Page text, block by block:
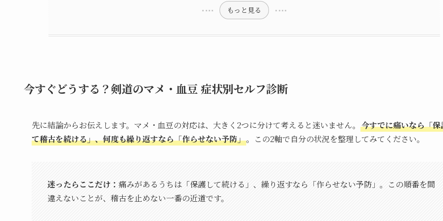
もっと見る
今すぐどうする？剣道のマメ・血豆 症状別セルフ診断
先に結論からお伝えします。マメ・血豆の対応は、大きく2つに分けて考えると迷いません。 今すでに痛いなら「保
て稽古を続ける」、何度も繰り返すなら「作らせない予防」。この2軸で自分の状況を整理してみてください。
迷ったらここだけ： 痛みがあるうちは「保護して続ける」、繰り返すなら「作らせない予防」。この順番を間
違えないことが、稽古を止めない一番の近道です。